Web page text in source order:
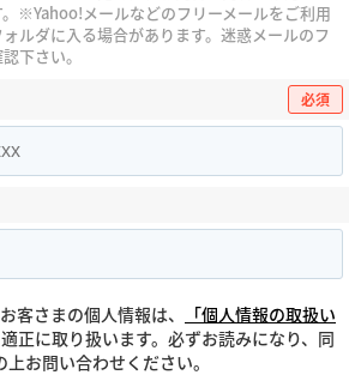
※Yahoo!メールなどのフリーメールをご利用
ルダに入る場合があります。 迷惑メールのフ
下さい。
必須
客さまの個人情報は、
「個人情報の取扱い
正に取り扱います。必ずお読みになり、同
上お問い合わせください。